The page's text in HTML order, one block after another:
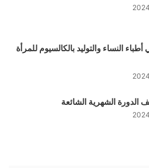
النساء والتوليد بالكالسيوم للمرأة
الدورة الشهرية الشائعة